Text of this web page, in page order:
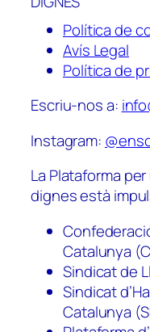
Política de
Avís Legal
Política de
Escriu-nos a:
Instagram:
La Plataforma
dignes està
Catalunya
Sindicat de
Sindicat
Catalunya